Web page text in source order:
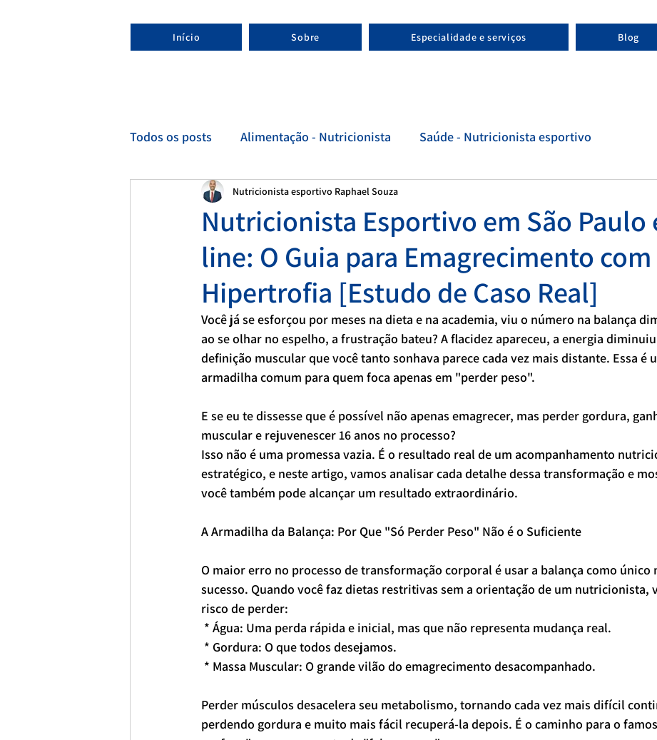
Início Sobre Especialidade e serviços Blog
Todos os posts Alimentação - Nutricionista Saúde - Nutricionista esportivo
Esporte - Nutricionista esportivo Evolução - Nutricionista esportivo
Nutricionista Esportivo em São Paulo
line: O Guia para Emagrecimento com
Hipertrofia [Estudo de Caso Real]
Nutricionista esportivo Raphael Souza
Você já se esforçou por meses na dieta e na academia, viu o número na balança
ao se olhar no espelho, a frustração bateu? A flacidez apareceu, a energia diminuiu
definição muscular que você tanto sonhava parece cada vez mais distante. Essa é
armadilha comum para quem foca apenas em "perder peso".
E se eu te dissesse que é possível não apenas emagrecer, mas perder gordura,
muscular e rejuvenescer 16 anos no processo?
Isso não é uma promessa vazia. É o resultado real de um acompanhamento
estratégico, e neste artigo, vamos analisar cada detalhe dessa transformação e
você também pode alcançar um resultado extraordinário.
A Armadilha da Balança: Por Que "Só Perder Peso" Não é o Suficiente
O maior erro no processo de transformação corporal é usar a balança como único
sucesso. Quando você faz dietas restritivas sem a orientação de um nutricionista,
risco de perder:
* Água: Uma perda rápida e inicial, mas que não representa mudança real.
* Gordura: O que todos desejamos.
* Massa Muscular: O grande vilão do emagrecimento desacompanhado.
Perder músculos desacelera seu metabolismo, tornando cada vez mais difícil
perdendo gordura e muito mais fácil recuperá-la depois. É o caminho para o